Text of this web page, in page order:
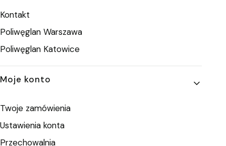
Kontakt
Poliwęglan Warszawa
Poliwęglan Katowice
Moje konto
Twoje zamówienia
Ustawienia konta
Przechowalnia